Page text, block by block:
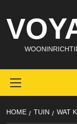
to
content
Menu
HOME TUIN WAT